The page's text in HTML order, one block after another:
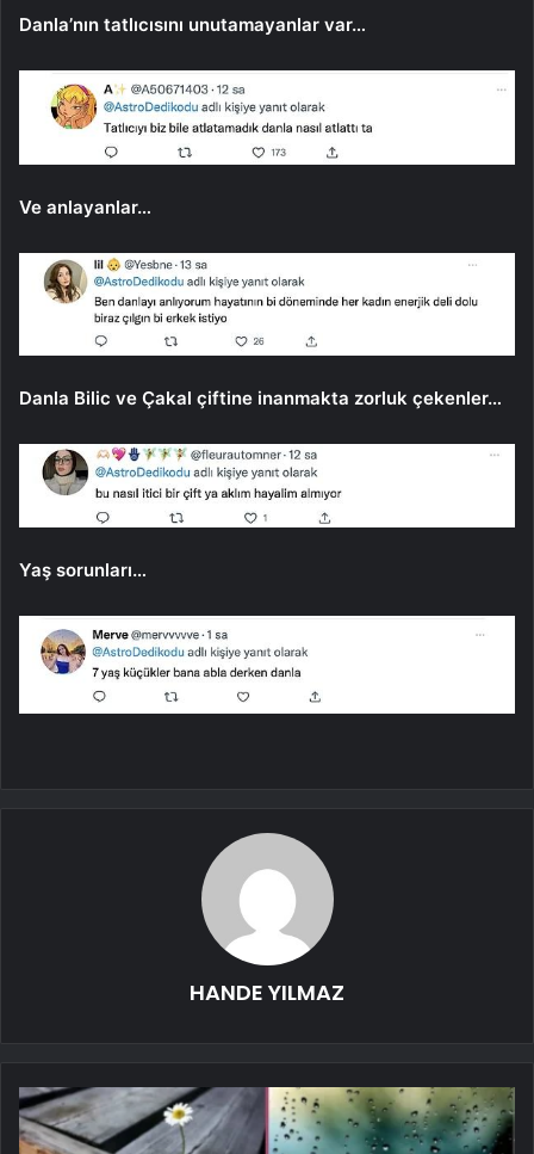
Danla’nın tatlıcısını unutamayanlar var…
Ve anlayanlar…
Danla Bilic ve Çakal çiftine inanmakta zorluk çekenler…
Yaş sorunları…
HANDE YILMAZ